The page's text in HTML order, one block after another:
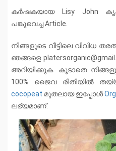
കർഷകയായ Lisy John
പങ്കുവെച്ച Article.
നിങ്ങളുടെ വീട്ടിലെ വിവിധ
ഞങ്ങളെ
അറിയിക്കുക. കൂടാതെ
100% ജൈവ രീതിയിൽ
cocopeat മുതലായ ഇപ്പോൾ
ലഭ്യമാണ്.